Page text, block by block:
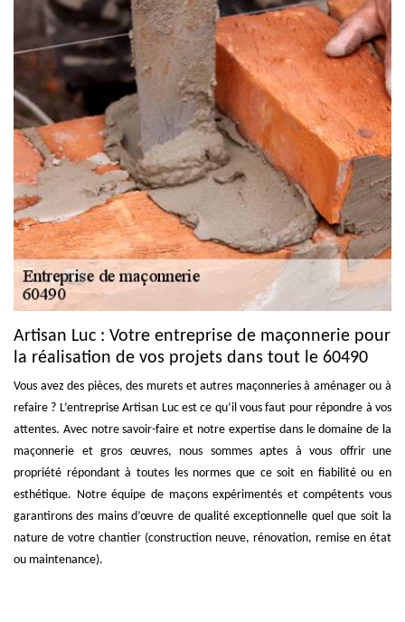
Artisan Luc : Votre entreprise de maçonnerie pour
la réalisation de vos projets dans tout le 60490
Vous avez des pièces, des murets et autres maçonneries à aménager ou à
refaire ? L’entreprise Artisan Luc est ce qu’il vous faut pour répondre à vos
attentes. Avec notre savoir-faire et notre expertise dans le domaine de la
maçonnerie et gros œuvres, nous sommes aptes à vous offrir une
propriété répondant à toutes les normes que ce soit en fiabilité ou en
esthétique. Notre équipe de maçons expérimentés et compétents vous
garantirons des mains d’œuvre de qualité exceptionnelle quel que soit la
nature de votre chantier (construction neuve, rénovation, remise en état
ou maintenance).